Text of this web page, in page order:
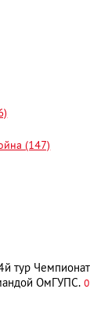
(147)
тур
ОмГУПС.